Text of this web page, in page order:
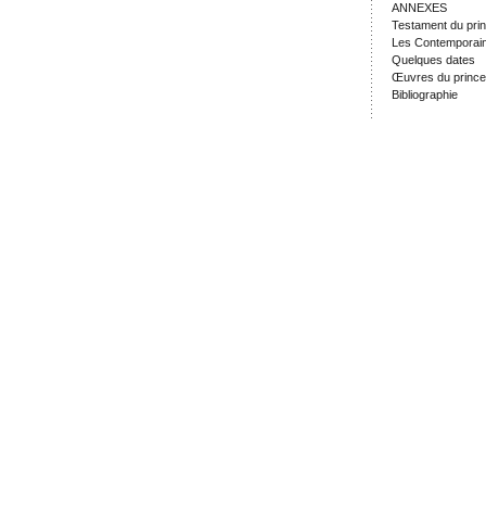
ANNEXES
Testament du
Les
Quelques dates
Œuvres du prince
Bibliographie